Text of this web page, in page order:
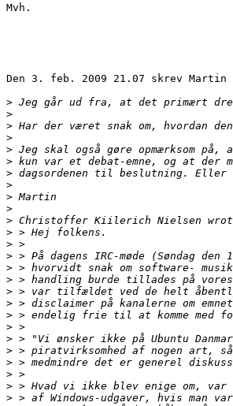
Mvh.
Den 3. feb. 2009 21.07 skrev
>
>
>
>
>
>
>
>
>
>
>
>
>
>
>
>
>
>
>
>
>
>
>
>
>
>